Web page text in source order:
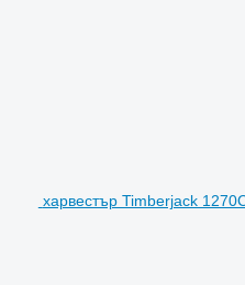
харвестър Timberjack